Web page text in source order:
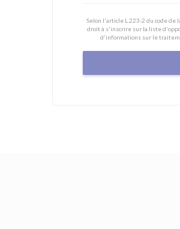
Selon l'article L.223-2 du code de
droit à s'inscrire sur la liste
d'informations sur le